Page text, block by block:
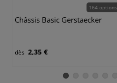
164 options
Châssis Basic Gerstaecker
dès 2,35 €